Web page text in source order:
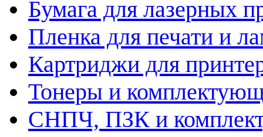
Бумага для лазерных
Пленка для печати и
Картриджи для
Тонеры и
СНПЧ, ПЗК и